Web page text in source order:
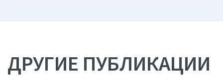
ДРУГИЕ ПУБЛИКАЦИИ